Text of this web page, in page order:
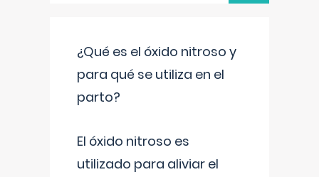
¿Qué es el óxido nitroso y
para qué se utiliza en el
parto?
El óxido nitroso es
utilizado para aliviar el